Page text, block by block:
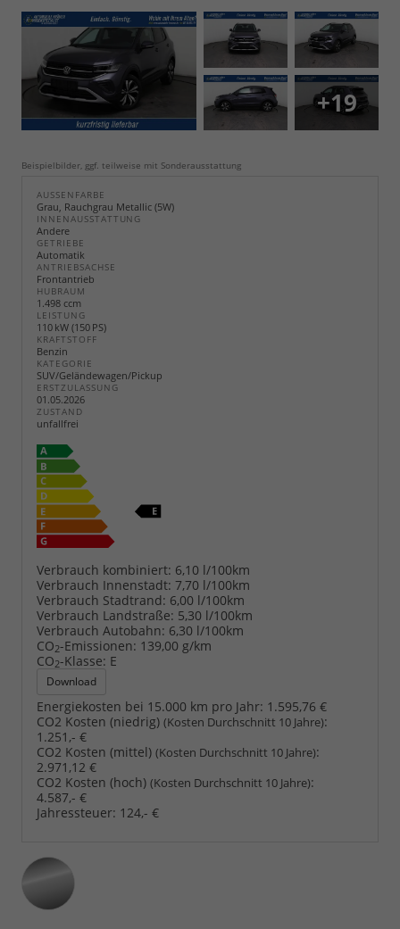
+19
Beispielbilder, ggf. teilweise mit Sonderausstattung
AUSSENFARBE
Grau, Rauchgrau Metallic (5W)
INNENAUSSTATTUNG
Andere
GETRIEBE
Automatik
ANTRIEBSACHSE
Frontantrieb
HUBRAUM
1.498 ccm
LEISTUNG
110 kW (150 PS)
KRAFTSTOFF
Benzin
KATEGORIE
SUV/Geländewagen/Pickup
ERSTZULASSUNG
01.05.2026
ZUSTAND
unfallfrei
Verbrauch kombiniert: 6,10 l/100km
Verbrauch Innenstadt: 7,70 l/100km
Verbrauch Stadtrand: 6,00 l/100km
Verbrauch Landstraße: 5,30 l/100km
Verbrauch Autobahn: 6,30 l/100km
CO2-Emissionen: 139,00 g/km
CO2-Klasse: E
Download
Energiekosten bei 15.000 km pro Jahr: 1.595,76 €
CO2 Kosten (niedrig) (Kosten Durchschnitt 10 Jahre):
1.251,- €
CO2 Kosten (mittel) (Kosten Durchschnitt 10 Jahre):
2.971,12 €
CO2 Kosten (hoch) (Kosten Durchschnitt 10 Jahre):
4.587,- €
Jahressteuer: 124,- €